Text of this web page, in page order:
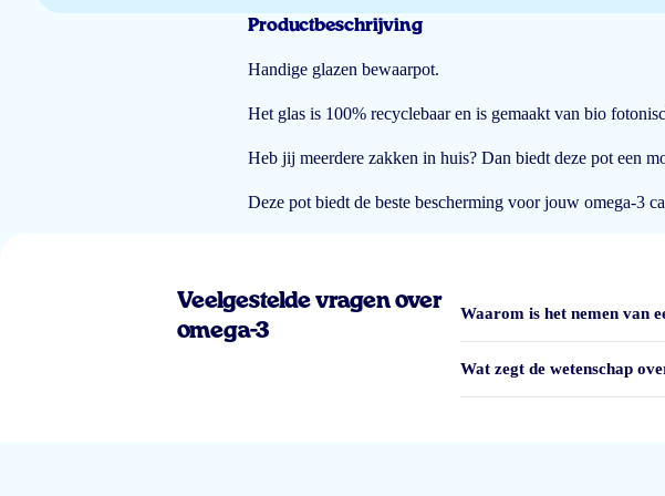
Praktisch en goed afsluitbaar
Mooie glazen pot. Goede donkere kleur voor het behoud van de kwaliteit van de inhoud. Vraag me
Productbeschrijving
Handige glazen bewaarpot.
Het glas is 100% recyclebaar en is gemaakt van bio
Heb jij meerdere zakken in huis? Dan biedt deze pot een
Deze pot biedt de beste bescherming voor jouw omega-3
Veelgestelde vragen over
omega-3
Waarom is het nemen van
Wat zegt de wetenschap